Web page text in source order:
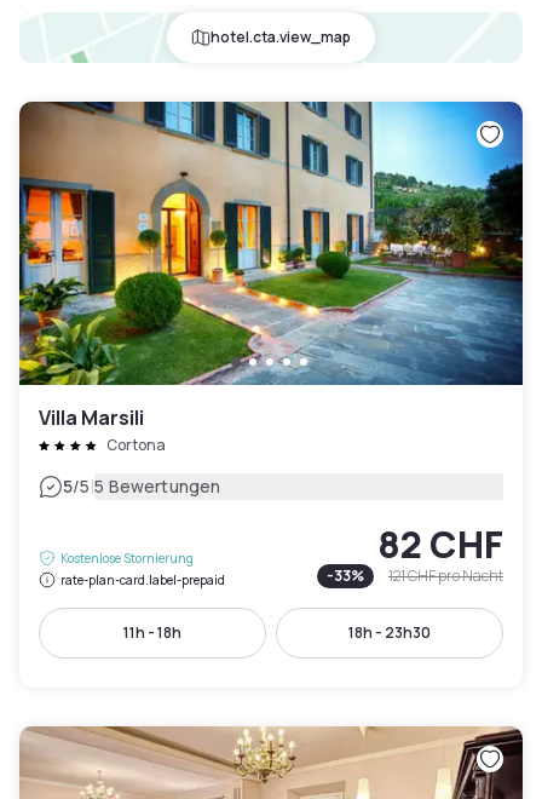
hotel.cta.view_map
Villa Marsili
Cortona
5/5|5 Bewertungen
Kostenlose Stornierung
rate-plan-card.label-prepaid
82 CHF
-33% 121 CHFpro Nacht
11h - 18h 18h - 23h30